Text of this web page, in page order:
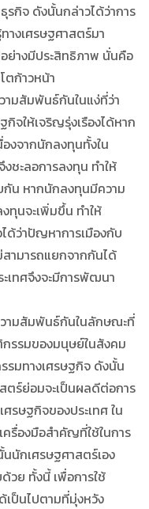
รกิจ ดังนั้นกล่าวได้ว่าการ
างเศรษฐศาสตร์มา
ย่างมีประสิทธิภาพ นั่นคือ
ตก้าวหน้า
ามสัมพันธ์กันในแง่ที่ว่า
จให้เจริญรุ่งเรืองได้หาก
องจากนักลงทุนทั้งใน
งชะลอการลงทุน ทำให้
กัน หากนักลงทุนมีความ
ทุนจะเพิ่มขึ้น ทำให้
ด้ว่าปัญหาการเมืองกับ
ามารถแยกจากกันได้
เทศจึงจะมีการพัฒนา
ามสัมพันธ์กันในลักษณะที่
รรมของมนุษย์ในสังคม
รมทางเศรษฐกิจ ดังนั้น
ตร์ย่อมจะเป็นผลดีต่อการ
รษฐกิจของประเทศ ใน
ครื่องมือสำคัญที่ใช้ในการ
นักเศรษฐศาสตร์เอง
วย ทั้งนี้ เพื่อการใช้
เป็นไปตามที่มุ่งหวัง